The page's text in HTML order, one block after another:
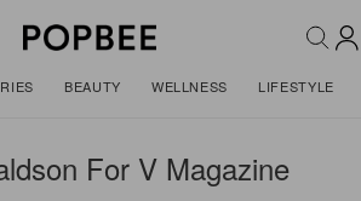
BEAUTY WELLNESS LIFESTYLE
For V Magazine